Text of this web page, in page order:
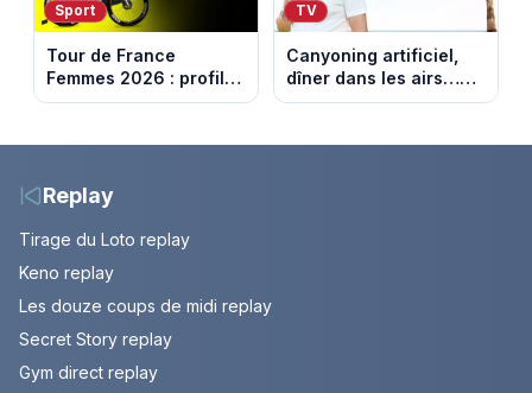
Sport
Tour de France
Femmes 2026 : profil
et horaires de la
TV
Canyoning artificiel,
dîner dans les airs…
les loisirs les plus fous
Capital
Replay
Tirage du Loto replay
Keno replay
Les douze coups de midi replay
Secret Story replay
Gym direct replay